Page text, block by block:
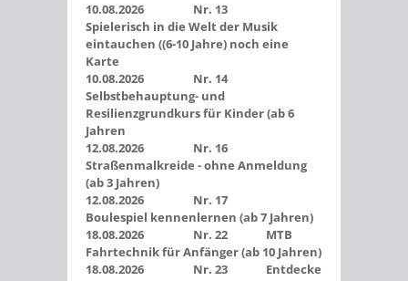
10.08.2026 Nr. 13
Spielerisch in die Welt der Musik
eintauchen ((6-10 Jahre) noch eine
Karte
10.08.2026 Nr. 14
Selbstbehauptung- und
Resilienzgrundkurs für Kinder (ab 6
Jahren
12.08.2026 Nr. 16
Straßenmalkreide - ohne Anmeldung
(ab 3 Jahren)
12.08.2026 Nr. 17
Boulespiel kennenlernen (ab 7 Jahren)
18.08.2026 Nr. 22 MTB
Fahrtechnik für Anfänger (ab 10 Jahren)
18.08.2026 Nr. 23 Entdecke